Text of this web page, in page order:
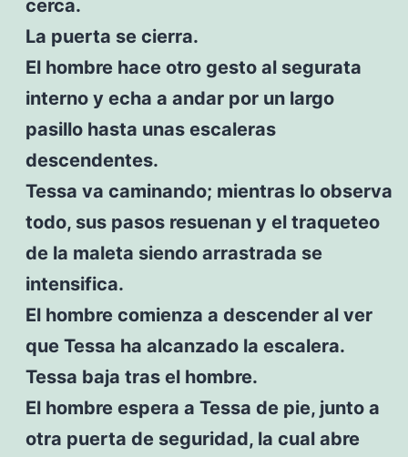
cerca.
La puerta se cierra.
El hombre hace otro gesto al segurata
interno y echa a andar por un largo
pasillo hasta unas escaleras
descendentes.
Tessa va caminando; mientras lo observa
todo, sus pasos resuenan y el traqueteo
de la maleta siendo arrastrada se
intensifica.
El hombre comienza a descender al ver
que Tessa ha alcanzado la escalera.
Tessa baja tras el hombre.
El hombre espera a Tessa de pie, junto a
otra puerta de seguridad, la cual abre